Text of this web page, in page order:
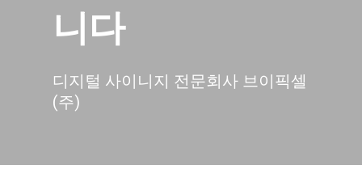
니다
디지털 사이니지 전문회사 브이픽셀
(주)